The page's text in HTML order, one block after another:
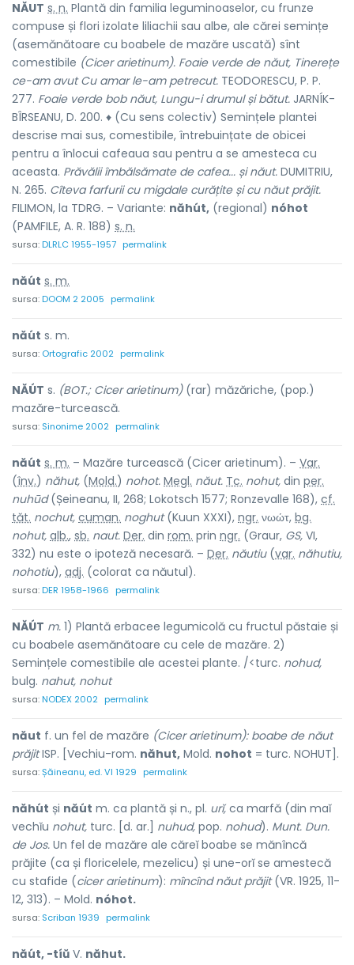
NĂUT s. n. Plantă din familia leguminoaselor, cu frunze
compuse și flori izolate liliachii sau albe, ale cărei semințe
(asemănătoare cu boabele de mazăre uscată) sînt
comestibile (Cicer arietinum). Foaie verde de năut, Tinerețe
ce-am avut Cu amar le-am petrecut. TEODORESCU, P. P.
277. Foaie verde bob năut, Lungu-i drumul și bătut. JARNÍK-
BÎRSEANU, D. 200. ♦ (Cu sens colectiv) Semințele plantei
descrise mai sus, comestibile, întrebuințate de obicei
pentru a înlocui cafeaua sau pentru a se amesteca cu
aceasta. Prăvălii îmbălsămate de cafea... și năut. DUMITRIU,
N. 265. Cîteva farfurii cu migdale curățite și cu năut prăjit.
FILIMON, la TDRG. – Variante: năhút, (regional) nóhot
(PAMFILE, A. R. 188) s. n.
sursa:DLRLC 1955-1957 permalink
năút s. m.
sursa:DOOM 2 2005 permalink
năút s. m.
sursa: Ortografic 2002 permalink
NĂÚT s. (BOT.; Cicer arietinum)(rar) măzăriche, (pop.)
mazăre-turcească.
sursa: Sinonime 2002 permalink
năút s. m. – Mazăre turcească (Cicer arietinum). – Var.
(înv.) năhut, (Mold.) nohot. Megl. năut. Tc. nohut, din per.
nuhūd(Șeineanu, II, 268; Lokotsch 1577; Ronzevalle 168), cf.
tăt. nochut, cuman. noghut(Kuun XXXI), ngr. νωώτ, bg.
nohut, alb., sb. naut. Der. din rom. prin ngr. (Graur, GS, VI,
332) nu este o ipoteză necesară. – Der. năutiu(var. năhutiu,
nohotiu), adj. (colorat ca năutul).
sursa:DER 1958-1966 permalink
NĂÚT m. 1) Plantă erbacee legumicolă cu fructul păstaie și
cu boabele asemănătoare cu cele de mazăre. 2)
Semințele comestibile ale acestei plante. /<turc. nohud,
bulg. nahut, nohut
sursa:NODEX 2002 permalink
năut f. un fel de mazăre (Cicer arietinum): boabe de năut
prăjitISP. [Vechiu-rom. năhut, Mold. nohot = turc. NOHUT].
sursa:Șăineanu, ed. VI 1929 permalink
năhút și năút m. ca plantă și n., pl. urĭ, ca marfă (din maĭ
vechĭu nohut, turc. [d. ar.] nuhud, pop. nohud). Munt. Dun.
de Jos. Un fel de mazăre ale căreĭ boabe se mănîncă
prăjite (ca și floricelele, mezelicu) și une-orĭ se amestecă
cu stafide (cicer arietinum): mîncînd năut prăjit(VR. 1925, 11-
12, 313). – Mold. nóhot.
sursa: Scriban 1939 permalink
năút, -tíŭ V. năhut.